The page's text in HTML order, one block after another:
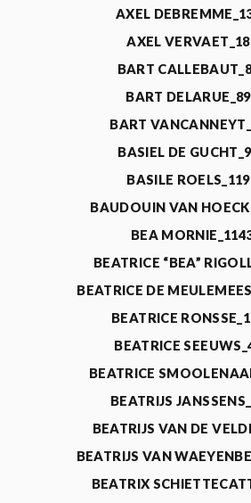
AXEL
AXEL
BART
BART
BART
BASIEL DE
BASILE
BAUDOUIN VAN
BEA
BEATRICE “BEA”
BEATRICE DE
BEATRICE
BEATRICE
BEATRICE
BEATRIJS
BEATRIJS VAN DE
BEATRIJS VAN
BEATRIX